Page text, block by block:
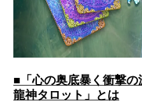
■「心の奥底暴く衝撃
龍神タロット」とは